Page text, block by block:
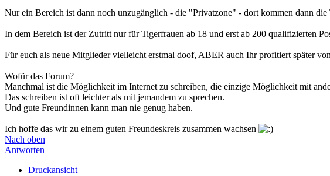
Nur ein Bereich ist dann noch unzugänglich - die "Privatzone" - dort kommen dann
In dem Bereich ist der Zutritt nur für Tigerfrauen ab 18 und erst ab 200 qualifizierten
Für euch als neue Mitglieder vielleicht erstmal doof, ABER auch Ihr profitiert später
Wofür das Forum?
Manchmal ist die Möglichkeit im Internet zu schreiben, die einzige Möglichkeit mit
Das schreiben ist oft leichter als mit jemandem zu sprechen.
Und gute Freundinnen kann man nie genug haben.
Ich hoffe das wir zu einem guten Freundeskreis zusammen wachsen
Nach oben
Antworten
Druckansicht